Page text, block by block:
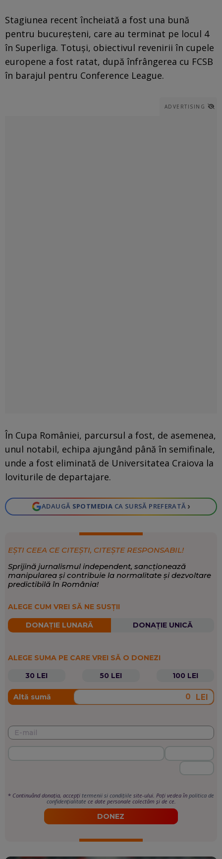
Stagiunea recent încheiată a fost una bună
pentru bucureșteni, care au terminat pe locul 4
în Superliga. Totuși, obiectivul revenirii în cupele
europene a fost ratat, după înfrângerea cu FCSB
în barajul pentru Conference League.
ADVERTISING
În Cupa României, parcursul a fost, de asemenea,
unul notabil, echipa ajungând până în semifinale,
unde a fost eliminată de Universitatea Craiova la
loviturile de departajare.
ADAUGĂ SPOTMEDIA CA SURSĂ PREFERATĂ ›
EȘTI CEEA CE CITEȘTI, CITEȘTE RESPONSABIL!
Sprijină jurnalismul independent, sancționează
manipularea și contribuie la normalitate și dezvoltare
predictibilă în România!
ALEGE CUM VREI SĂ NE SUSȚII
DONAȚIE LUNARĂ DONAȚIE UNICĂ
ALEGE SUMA PE CARE VREI SĂ O DONEZI
30 LEI
50 LEI 100 LEI
Altă sumă LEI
* Continuând donația, accepți termenii si condițiile site-ului. Poți vedea în politica de
confidențialitate ce date personale colectăm și de ce.
DONEZ